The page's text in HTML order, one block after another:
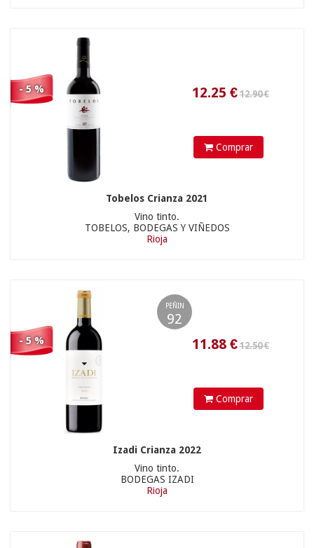
- 5 %
Comprar
Tobelos Crianza 2021
Vino tinto.
TOBELOS, BODEGAS Y VIÑEDOS
Rioja
- 5 %
PEÑIN
92
Comprar
Izadi Crianza 2022
Vino tinto.
BODEGAS IZADI
Rioja
29.90 €